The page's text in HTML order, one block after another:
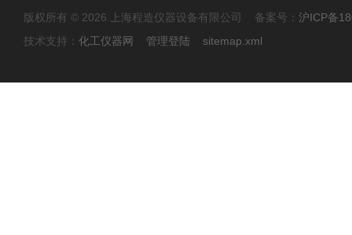
版权所有 © 2026 上海程造仪器设备有限公司 备案号： 沪ICP备
技术支持： 化工仪器网 管理登陆 sitemap.xml